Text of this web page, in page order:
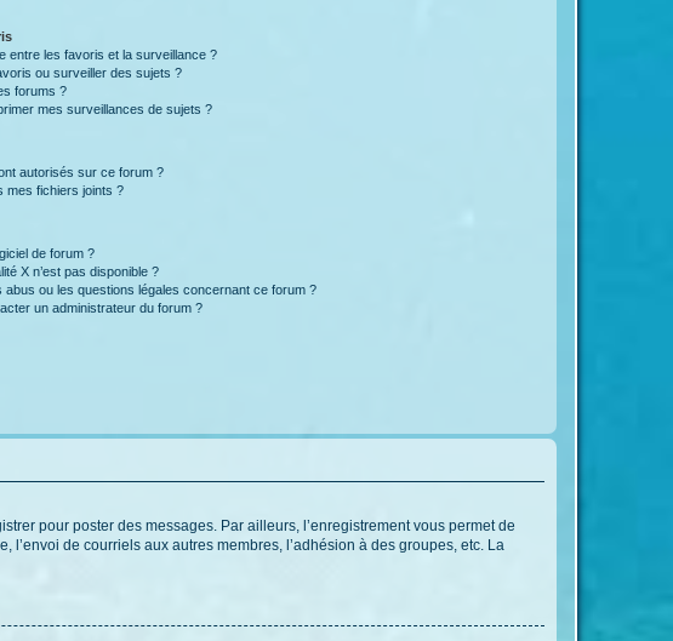
entre les favoris et la surveillance ?
ou surveiller des sujets ?
forums ?
mes surveillances de sujets ?
autorisés sur ce forum ?
mes fichiers joints ?
de forum ?
X n’est pas disponible ?
abus ou les questions légales concernant ce forum ?
un administrateur du forum ?
pour poster des messages. Par ailleurs, l’enregistrement vous permet de
de courriels aux autres membres, l’adhésion à des groupes, etc. La